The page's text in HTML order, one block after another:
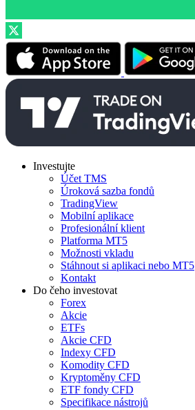
Investujte
Účet TMS
Úroková sazba fondů
TradingView
Mobilní aplikace
Profesionální klient
Platforma MT5
Možnosti vkladu
Stáhnout si aplikaci nebo MT5
Kontakt
Do čeho investovat
Forex
Akcie
ETFs
Akcie CFD
Indexy CFD
Komodity CFD
Kryptoměny CFD
ETF fondy CFD
Specifikace nástrojů